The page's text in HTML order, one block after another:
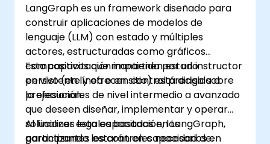
LangGraph es un framework diseñado para
construir aplicaciones de modelos de
lenguaje (LLM) con estado y múltiples
actores, estructuradas como gráficos
compositivos que mantienen estado
persistente y ofrecen control preciso sobre
la ejecución.
Esta capacitación impartida por un instructor
en vivo (en línea o en sitio) está dirigida a
profesionales de nivel intermedio a avanzado
que deseen diseñar, implementar y operar
soluciones legales basadas en LangGraph,
garantizando los controles necesarios en
Al finalizar esta capacitación, los
participantes estarán en capacidad de: